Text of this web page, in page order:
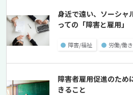
身近で遠い、ソーシャ
っての「障害と雇用」
● 障害/福祉 ● 労働/働
障害者雇用促進のため
きること